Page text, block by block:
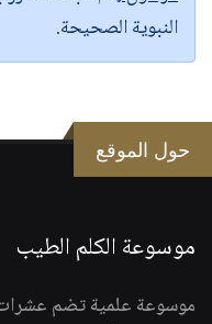
النبوية الصحيحة.
حول الموقع
موسوعة الكلم الطيب
موسوعة علمية تضم عشرات